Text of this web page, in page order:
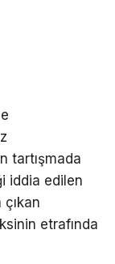
tartışmada
iddia edilen
etrafında